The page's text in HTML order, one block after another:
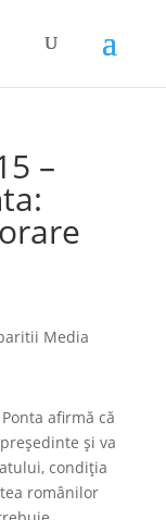
–
Media
afirmă că
și va
condiția
românilor